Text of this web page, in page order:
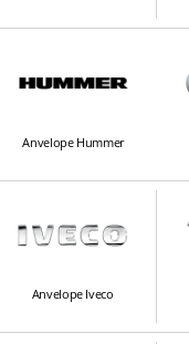
Anvelope Hummer
Anvelope Iveco